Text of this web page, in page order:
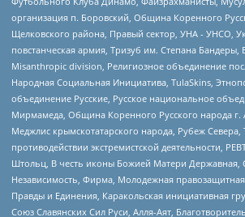
организация п. Боровский, Община Коренного
Щелковского района, Правый сектор, УНА - УНСО,
повстанческая армия, Тризуб им. Степана Бандеры,
Misanthropic division, Религиозное объединение
Народная Социальная Инициатива, TulaSkins,
объединение Русские, Русское национальное
Мирмамеда, Община Коренного Русского народа г.
Меджлис крымскотатарского народа, Рубеж
противодействии экстремистской деятельности,
Штольц, В честь иконы Божией Матери Державная,
Независимость, Фирма, Молодежная
Правды и Единения, Каракольская инициативная
Союз Славянских Сил Руси, Алля-Аят,